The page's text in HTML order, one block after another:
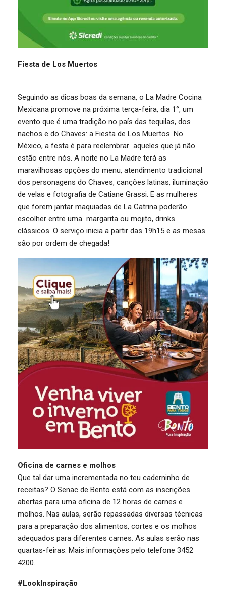
Fiesta de Los Muertos
Seguindo as dicas boas da semana, o La Madre Cocina
Mexicana promove na próxima terça-feira, dia 1°, um
evento que é uma tradição no país das tequilas, dos
nachos e do Chaves: a Fiesta de Los Muertos. No
México, a festa é para reelembrar aqueles que já não
estão entre nós. A noite no La Madre terá as
maravilhosas opções do menu, atendimento tradicional
dos personagens do Chaves, canções latinas, iluminação
de velas e fotografia de Catiane Grassi. E as mulheres
que forem jantar maquiadas de La Catrina poderão
escolher entre uma margarita ou mojito, drinks
clássicos. O serviço inicia a partir das 19h15 e as mesas
são por ordem de chegada!
Oficina de carnes e molhos
Que tal dar uma incrementada no teu caderninho de
receitas? O Senac de Bento está com as inscrições
abertas para uma oficina de 12 horas de carnes e
molhos. Nas aulas, serão repassadas diversas técnicas
para a preparação dos alimentos, cortes e os molhos
adequados para diferentes carnes. As aulas serão nas
quartas-feiras. Mais informações pelo telefone 3452
4200.
#LookInspiração